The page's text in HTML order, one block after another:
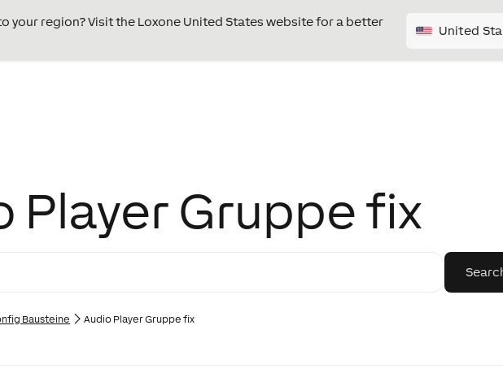
your region? Visit the Loxone United States website for a better
United
Player Gruppe fix
Bausteine Audio Player Gruppe fix